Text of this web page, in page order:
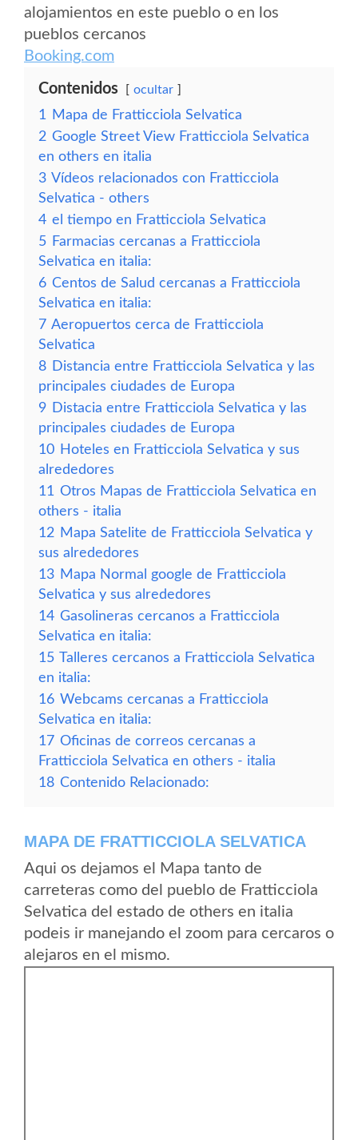
alojamientos en este pueblo o en los
pueblos cercanos
Booking.com
Contenidos ocultar
1
Mapa de Fratticciola Selvatica
2 Google Street View Fratticciola Selvatica
en others en italia
3 Vídeos relacionados con Fratticciola
Selvatica - others
4 el tiempo en Fratticciola Selvatica
5 Farmacias cercanas a Fratticciola
Selvatica en italia:
6 Centos de Salud cercanas a Fratticciola
Selvatica en italia:
7 Aeropuertos cerca de Fratticciola
Selvatica
8 Distancia entre Fratticciola Selvatica y las
principales ciudades de Europa
9 Distacia entre Fratticciola Selvatica y las
principales ciudades de Europa
10 Hoteles en Fratticciola Selvatica y sus
alrededores
11 Otros Mapas de Fratticciola Selvatica en
others - italia
12 Mapa Satelite de Fratticciola Selvatica y
sus alrededores
13 Mapa Normal google de Fratticciola
Selvatica y sus alrededores
14 Gasolineras cercanos a Fratticciola
Selvatica en italia:
15 Talleres cercanos a Fratticciola Selvatica
en italia:
16 Webcams cercanas a Fratticciola
Selvatica en italia:
17 Oficinas de correos cercanas a
Fratticciola Selvatica en others - italia
18 Contenido Relacionado:
MAPA DE FRATTICCIOLA SELVATICA
Aqui os dejamos el Mapa tanto de
carreteras como del pueblo de Fratticciola
Selvatica del estado de others en italia
podeis ir manejando el zoom para cercaros o
alejaros en el mismo.